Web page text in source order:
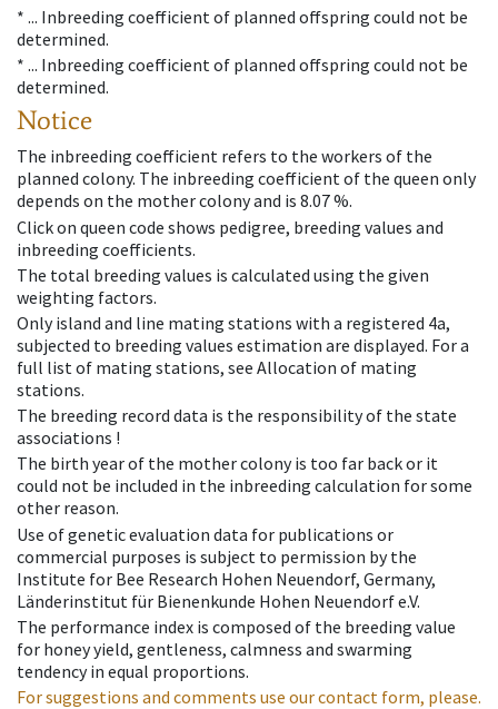
* ... Inbreeding coefficient of planned offspring could not be
determined.
* ... Inbreeding coefficient of planned offspring could not be
determined.
Notice
The inbreeding coefficient refers to the workers of the
planned colony. The inbreeding coefficient of the queen only
depends on the mother colony and is 8.07 %.
Click on queen code shows pedigree, breeding values and
inbreeding coefficients.
The total breeding values is calculated using the given
weighting factors.
Only island and line mating stations with a registered 4a,
subjected to breeding values estimation are displayed. For a
full list of mating stations, see Allocation of mating
stations.
The breeding record data is the responsibility of the state
associations !
The birth year of the mother colony is too far back or it
could not be included in the inbreeding calculation for some
other reason.
Use of genetic evaluation data for publications or
commercial purposes is subject to permission by the
Institute for Bee Research Hohen Neuendorf, Germany,
Länderinstitut für Bienenkunde Hohen Neuendorf e.V.
The performance index is composed of the breeding value
for honey yield, gentleness, calmness and swarming
tendency in equal proportions.
For suggestions and comments use our contact form, please.